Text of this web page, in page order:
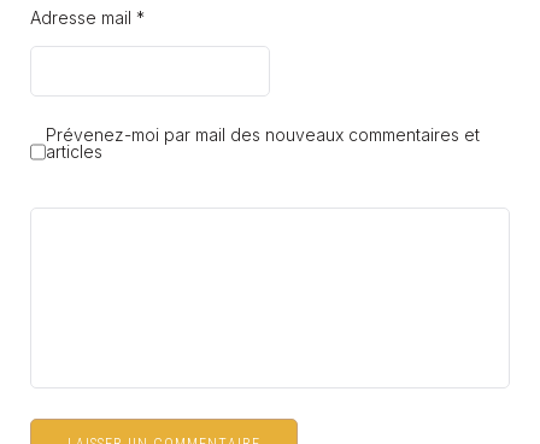
Adresse mail *
Prévenez-moi par mail des nouveaux commentaires et
articles